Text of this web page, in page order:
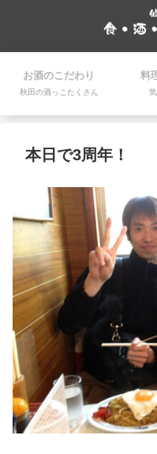
お酒のこだわり
秋田の酒っこたくさん
料
本日で3周年！